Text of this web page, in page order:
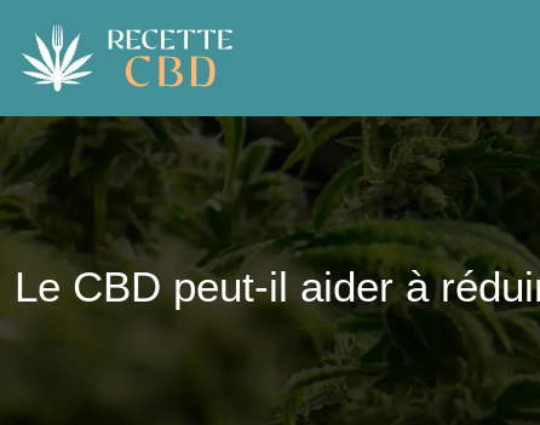
Le CBD peut-il aider à